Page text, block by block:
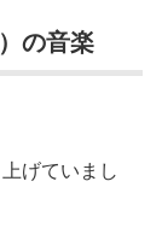
の音楽
げていまし